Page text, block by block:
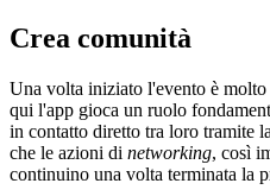
Crea comunità
Una volta iniziato l'evento è
qui l'app gioca un ruolo
in contatto diretto tra loro tramite
che le azioni di networking, così
continuino una volta terminata la